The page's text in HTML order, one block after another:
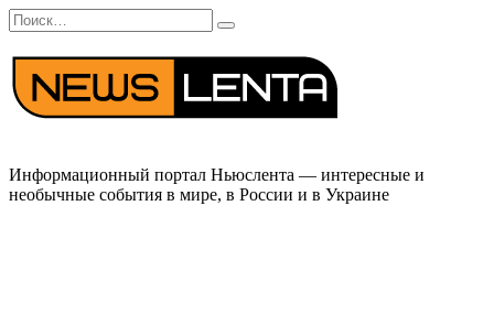
Перейти
к
содержанию
Search
for:
Информационный портал Ньюслента — интересные и
необычные события в мире, в России и в Украине